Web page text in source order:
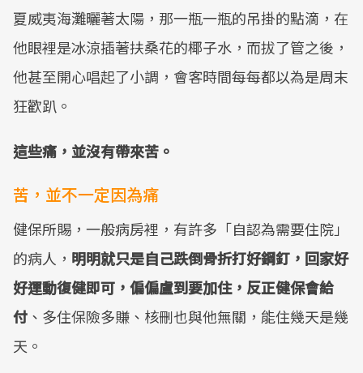
夏威夷海灘曬著太陽，那一瓶一瓶的吊掛的點滴，在
他眼裡是冰涼插著扶桑花的椰子水，而拔了管之後，
他甚至開心唱起了小調，會客時間每每都以為是周末
狂歡趴。
這些痛，並沒有帶來苦。
苦，並不一定因為痛
健保所賜，一般病房裡，有許多「自認為需要住院」
的病人， 明明就只是自己跌倒骨折打好鋼釘，回家好
好運動復健即可，偏偏盧到要加住，反正健保會給
付 、多住保險多賺、核刪也與他無關，能住幾天是幾
天。